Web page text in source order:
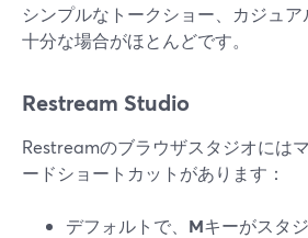
シンプルなトークショー、カジュ
十分な場合がほとんどです。
Restream Studio
Restreamのブラウザスタジオには
ードショートカットがあります：
デフォルトで、 Mキーがスタ